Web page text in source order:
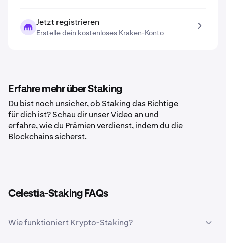
Jetzt registrieren
Erstelle dein kostenloses Kraken-Konto
Erfahre mehr über Staking
Du bist noch unsicher, ob Staking das Richtige
für dich ist? Schau dir unser Video an und
erfahre, wie du Prämien verdienst, indem du die
Blockchains sicherst.
Celestia-Staking FAQs
Wie funktioniert Krypto-Staking?